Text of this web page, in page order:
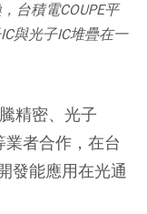
台積電COUPE平
與光子IC堆疊在一
精密、光子
業者合作，在台
發能應用在光通